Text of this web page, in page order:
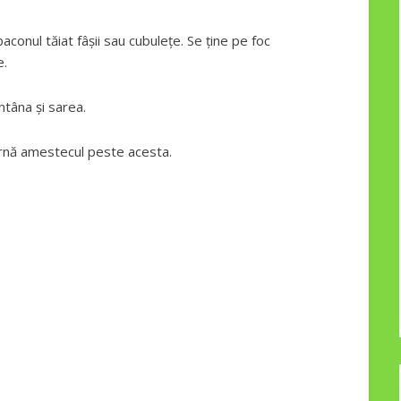
tăiat fâșii sau cubulețe. Se ține pe foc
și sarea.
amestecul peste acesta.